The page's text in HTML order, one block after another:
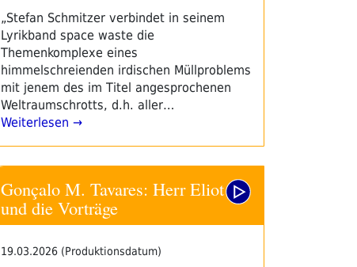
„Stefan Schmitzer verbindet in seinem
Lyrikband space waste die
Themenkomplexe eines
himmelschreienden irdischen Müllproblems
mit jenem des im Titel angesprochenen
Weltraumschrotts, d.h. aller…
Weiterlesen →
Gonçalo M. Tavares: Herr Eliot
und die Vorträge
19.03.2026 (Produktionsdatum)